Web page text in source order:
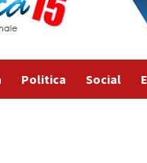
Politica Social